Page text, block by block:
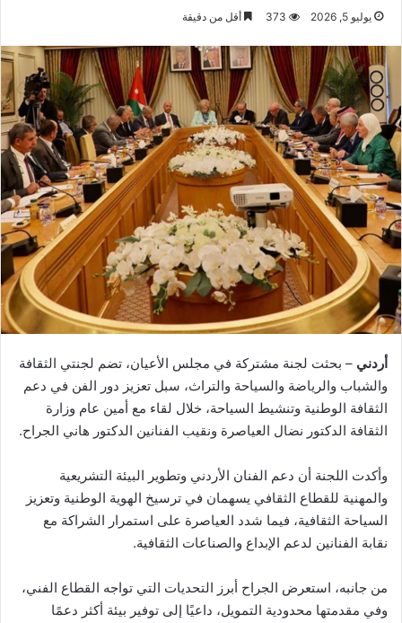
يوليو 5, 2026 373 أقل من دقيقة
أردني – بحثت لجنة مشتركة في مجلس الأعيان، تضم لجنتي الثقافة
والشباب والرياضة والسياحة والتراث، سبل تعزيز دور الفن في دعم
الثقافة الوطنية وتنشيط السياحة، خلال لقاء مع أمين عام وزارة
الثقافة الدكتور نضال العياصرة ونقيب الفنانين الدكتور هاني الجراح.
وأكدت اللجنة أن دعم الفنان الأردني وتطوير البيئة التشريعية
والمهنية للقطاع الثقافي يسهمان في ترسيخ الهوية الوطنية وتعزيز
السياحة الثقافية، فيما شدد العياصرة على استمرار الشراكة مع
نقابة الفنانين لدعم الإبداع والصناعات الثقافية.
من جانبه، استعرض الجراح أبرز التحديات التي تواجه القطاع الفني،
وفي مقدمتها محدودية التمويل، داعيًا إلى توفير بيئة أكثر دعمًا